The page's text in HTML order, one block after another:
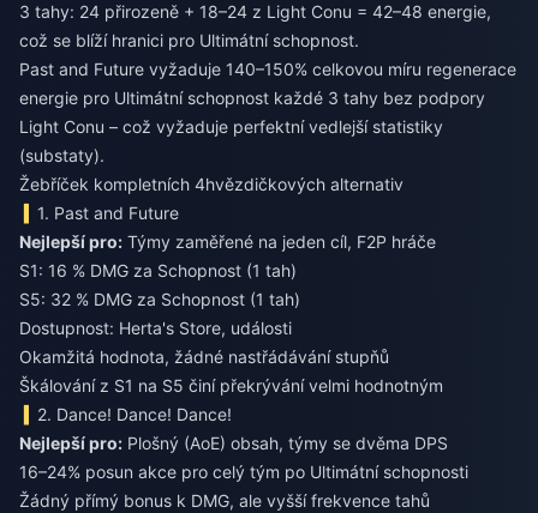
3 tahy: 24 přirozeně + 18–24 z Light Conu = 42–48 energie,
což se blíží hranici pro Ultimátní schopnost.
Past and Future vyžaduje 140–150% celkovou míru regenerace
energie pro Ultimátní schopnost každé 3 tahy bez podpory
Light Conu – což vyžaduje perfektní vedlejší statistiky
(substaty).
Žebříček kompletních 4hvězdičkových alternativ
1. Past and Future
Nejlepší pro: Týmy zaměřené na jeden cíl, F2P hráče
S1: 16 % DMG za Schopnost (1 tah)
S5: 32 % DMG za Schopnost (1 tah)
Dostupnost: Herta's Store, události
Okamžitá hodnota, žádné nastřádávání stupňů
Škálování z S1 na S5 činí překrývání velmi hodnotným
2. Dance! Dance! Dance!
Nejlepší pro: Plošný (AoE) obsah, týmy se dvěma DPS
16–24% posun akce pro celý tým po Ultimátní schopnosti
Žádný přímý bonus k DMG, ale vyšší frekvence tahů